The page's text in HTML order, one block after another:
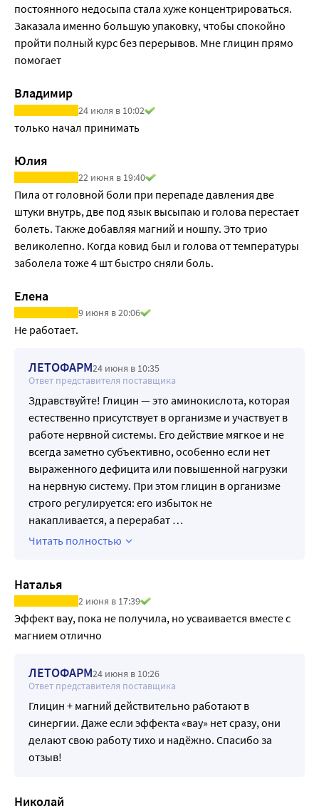
постоянного недосыпа стала хуже концентрироваться.
Заказала именно большую упаковку, чтобы спокойно
пройти полный курс без перерывов. Мне глицин прямо
помогает
Владимир
24 июля в 10:02
только начал принимать
Юлия
22 июня в 19:40
Пила от головной боли при перепаде давления две
штуки внутрь, две под язык высыпаю и голова перестает
болеть. Также добавляя магний и ношпу. Это трио
великолепно. Когда ковид был и голова от температуры
заболела тоже 4 шт быстро сняли боль.
Елена
9 июня в 20:06
Не работает.
ЛЕТОФАРМ24 июня в 10:35
Ответ представителя поставщика
Здравствуйте! Глицин — это аминокислота, которая
естественно присутствует в организме и участвует в
работе нервной системы. Его действие мягкое и не
всегда заметно субъективно, особенно если нет
выраженного дефицита или повышенной нагрузки
на нервную систему. При этом глицин в организме
строго регулируется: его избыток не
накапливается, а перерабат …
Читать полностью
Наталья
2 июня в 17:39
Эффект вау, пока не получила, но усваивается вместе с
магнием отлично
ЛЕТОФАРМ24 июня в 10:26
Ответ представителя поставщика
Глицин + магний действительно работают в
синергии. Даже если эффекта «вау» нет сразу, они
делают свою работу тихо и надёжно. Спасибо за
отзыв!
Николай